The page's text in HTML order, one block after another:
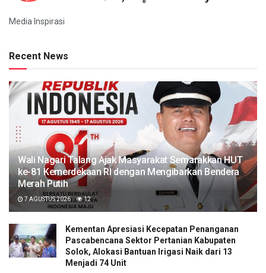
Media Inspirasi
Recent News
Wali Nagari Talang Ajak Masyarakat Semarakkan HUT
ke-81 Kemerdekaan RI dengan Mengibarkan Bendera
Merah Putih
7 AGUSTUS 2026 12
Kementan Apresiasi Kecepatan Penanganan
Pascabencana Sektor Pertanian Kabupaten
Solok, Alokasi Bantuan Irigasi Naik dari 13
Menjadi 74 Unit